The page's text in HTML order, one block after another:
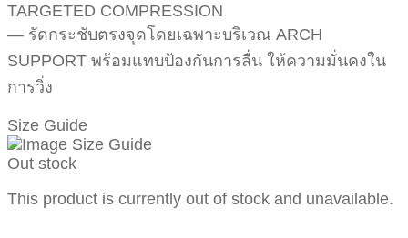
TARGETED COMPRESSION
— รัดกระชับตรงจุดโดยเฉพาะบริเวณ ARCH
SUPPORT พร้อมแทบป้องกันการลื่น ให้ความมั่นคงใน
การวิ่ง
Size Guide
Out stock
This product is currently out of stock and unavailable.